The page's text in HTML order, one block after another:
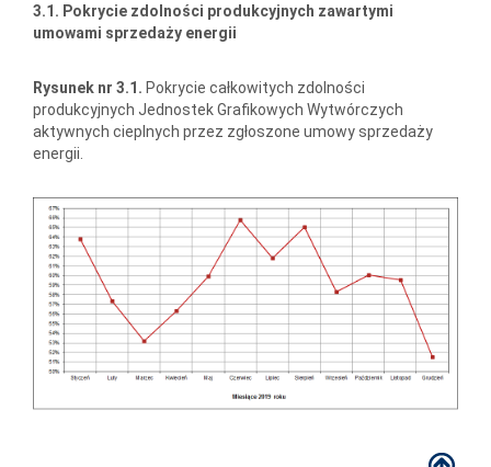
3.1. Pokrycie zdolności produkcyjnych zawartymi
umowami sprzedaży energii
Rysunek nr 3.1. Pokrycie całkowitych zdolności
produkcyjnych Jednostek Grafikowych Wytwórczych
aktywnych cieplnych przez zgłoszone umowy sprzedaży
energii.